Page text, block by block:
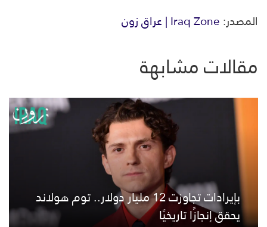
المصدر:Iraq Zone | عراق زون
مقالات مشابهة
بإيرادات تجاوزت 12 مليار دولار.. توم هولاند
يحقق إنجازًا تاريخيًا